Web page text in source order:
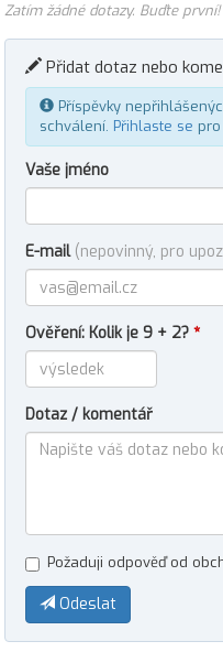
Zatím žádné dotazy. Buďte první!
Přidat dotaz nebo
Příspěvky
schválení. Přihlaste se
Vaše jméno
E-mail (nepovinný, pro
Ověření: Kolik je 9 + 2? *
Dotaz / komentář
Požaduji odpověď od
Odeslat